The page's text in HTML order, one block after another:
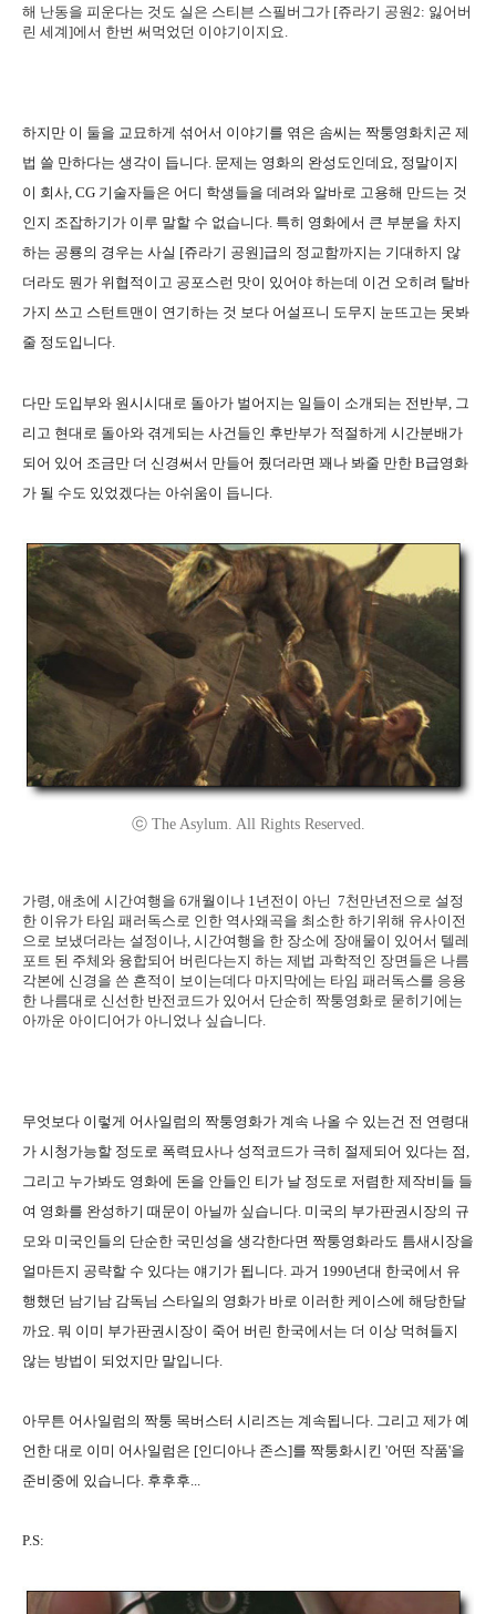
해 난동을 피운다는 것도 실은 스티븐 스필버그가 [쥬라기 공원2: 잃어버
린 세계]에서 한번 써먹었던 이야기이지요.
하지만 이 둘을 교묘하게 섞어서 이야기를 엮은 솜씨는 짝퉁영화치곤 제
법 쓸 만하다는 생각이 듭니다. 문제는 영화의 완성도인데요, 정말이지
이 회사, CG 기술자들은 어디 학생들을 데려와 알바로 고용해 만드는 것
인지 조잡하기가 이루 말할 수 없습니다. 특히 영화에서 큰 부분을 차지
하는 공룡의 경우는 사실 [쥬라기 공원]급의 정교함까지는 기대하지 않
더라도 뭔가 위협적이고 공포스런 맛이 있어야 하는데 이건 오히려 탈바
가지 쓰고 스턴트맨이 연기하는 것 보다 어설프니 도무지 눈뜨고는 못봐
줄 정도입니다.
다만 도입부와 원시시대로 돌아가 벌어지는 일들이 소개되는 전반부, 그
리고 현대로 돌아와 겪게되는 사건들인 후반부가 적절하게 시간분배가
되어 있어 조금만 더 신경써서 만들어 줬더라면 꽤나 봐줄 만한 B급영화
가 될 수도 있었겠다는 아쉬움이 듭니다.
ⓒ The Asylum. All Rights Reserved.
가령, 애초에 시간여행을 6개월이나 1년전이 아닌 7천만년전으로 설정
한 이유가 타임 패러독스로 인한 역사왜곡을 최소한 하기위해 유사이전
으로 보냈더라는 설정이나, 시간여행을 한 장소에 장애물이 있어서 텔레
포트 된 주체와 융합되어 버린다는지 하는 제법 과학적인 장면들은 나름
각본에 신경을 쓴 흔적이 보이는데다 마지막에는 타임 패러독스를 응용
한 나름대로 신선한 반전코드가 있어서 단순히 짝퉁영화로 묻히기에는
아까운 아이디어가 아니었나 싶습니다.
무엇보다 이렇게 어사일럼의 짝퉁영화가 계속 나올 수 있는건 전 연령대
가 시청가능할 정도로 폭력묘사나 성적코드가 극히 절제되어 있다는 점,
그리고 누가봐도 영화에 돈을 안들인 티가 날 정도로 저렴한 제작비들 들
여 영화를 완성하기 때문이 아닐까 싶습니다. 미국의 부가판권시장의 규
모와 미국인들의 단순한 국민성을 생각한다면 짝퉁영화라도 틈새시장을
얼마든지 공략할 수 있다는 얘기가 됩니다. 과거 1990년대 한국에서 유
행했던 남기남 감독님 스타일의 영화가 바로 이러한 케이스에 해당한달
까요. 뭐 이미 부가판권시장이 죽어 버린 한국에서는 더 이상 먹혀들지
않는 방법이 되었지만 말입니다.
아무튼 어사일럼의 짝퉁 목버스터 시리즈는 계속됩니다. 그리고 제가 예
언한 대로 이미 어사일럼은 [인디아나 존스]를 짝퉁화시킨 '어떤 작품'을
준비중에 있습니다. 후후후...
P.S: